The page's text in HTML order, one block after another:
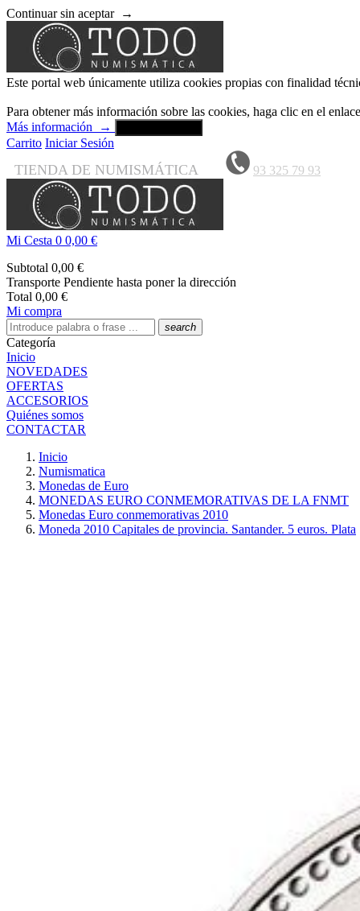
Continuar sin aceptar →
Este portal web únicamente utiliza cookies propias con finalidad
Para obtener más información sobre las cookies, haga clic en el
Más información
→
Carrito Iniciar Sesión
TIENDA DE NUMISMÁTICA 93 325 79 93
Mi Cesta 0 0,00 €
Subtotal 0,00 €
Transporte Pendiente hasta poner la dirección
Total 0,00 €
Mi compra
search
Categoría
Inicio
NOVEDADES
OFERTAS
ACCESORIOS
Quiénes somos
CONTACTAR
Inicio
Numismatica
Monedas de Euro
MONEDAS EURO CONMEMORATIVAS DE LA FNMT
Monedas Euro conmemorativas 2010
Moneda 2010 Capitales de provincia. Santander. 5 euros. Plata